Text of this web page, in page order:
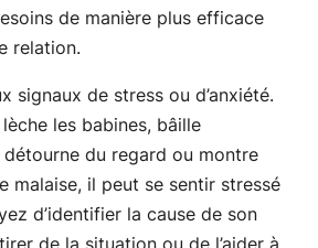
de manière plus efficace
relation.
signaux de stress ou d’anxiété.
les babines, bâille
du regard ou montre
malaise, il peut se sentir stressé
d’identifier la cause de son
de la situation ou de l’aider à